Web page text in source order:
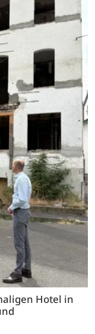
Hotel in